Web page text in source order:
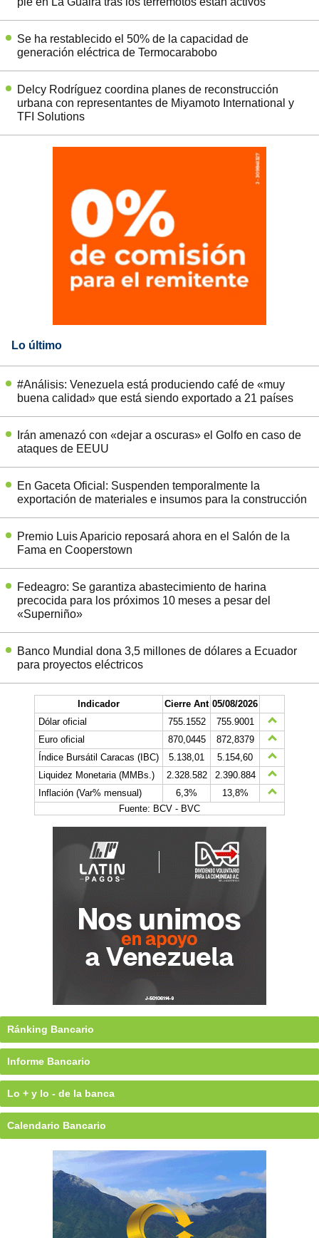
Se ha restablecido el 50% de la capacidad de
generación eléctrica de Termocarabobo
Delcy Rodríguez coordina planes de reconstrucción
urbana con representantes de Miyamoto International y
TFI Solutions
Lo último
#Análisis: Venezuela está produciendo café de «muy
buena calidad» que está siendo exportado a 21 países
Irán amenazó con «dejar a oscuras» el Golfo en caso de
ataques de EEUU
En Gaceta Oficial: Suspenden temporalmente la
exportación de materiales e insumos para la construcción
Premio Luis Aparicio reposará ahora en el Salón de la
Fama en Cooperstown
Fedeagro: Se garantiza abastecimiento de harina
precocida para los próximos 10 meses a pesar del
«Superniño»
Banco Mundial dona 3,5 millones de dólares a Ecuador
para proyectos eléctricos
Indicador Cierre Ant 05/08/2026
Dólar oficial
755.1552
755.9001
Euro oficial
870,0445
872,8379
Índice Bursátil Caracas (IBC)
5.138,01
5.154,60
Liquidez Monetaria (MMBs.)
2.328.582
2.390.884
Inflación (Var% mensual)
6,3%
13,8%
Fuente: BCV - BVC
Ránking Bancario
Informe Bancario
Lo + y lo - de la banca
Calendario Bancario